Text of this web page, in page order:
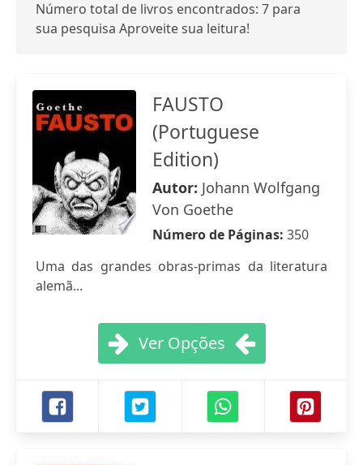
Número total de livros encontrados: 7 para
sua pesquisa Aproveite sua leitura!
FAUSTO
(Portuguese
Edition)
Autor: Johann Wolfgang
Von Goethe
Número de Páginas: 350
Uma das grandes obras-primas da literatura
alemã...
Ver Opções